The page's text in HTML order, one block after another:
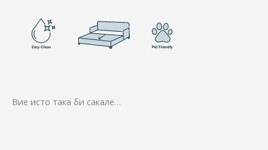
Вие исто така би сакале…